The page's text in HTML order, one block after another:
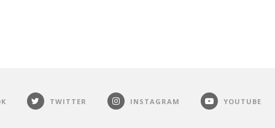
TWITTER INSTAGRAM YOUTUBE